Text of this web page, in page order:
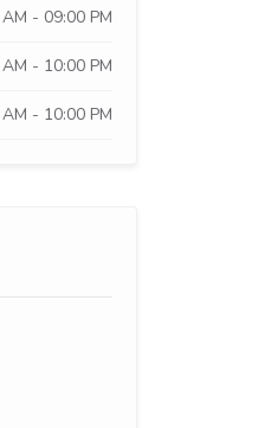
- 09:00 PM
- 10:00 PM
- 10:00 PM